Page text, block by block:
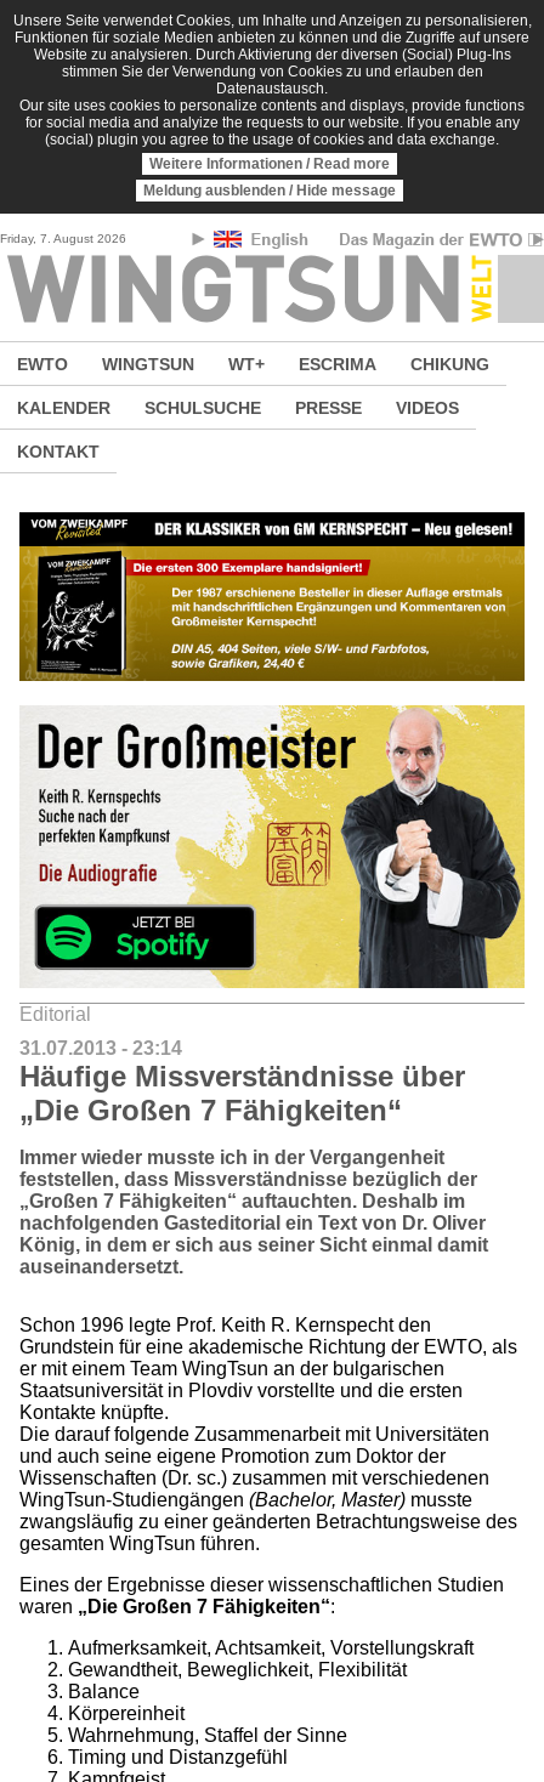
Direkt zum Inhalt
Unsere Seite verwendet Cookies, um Inhalte und Anzeigen zu personalisieren,
Funktionen für soziale Medien anbieten zu können und die Zugriffe auf unsere
Website zu analysieren. Durch Aktivierung der diversen (Social) Plug-Ins
stimmen Sie der Verwendung von Cookies zu und erlauben den
Datenaustausch.
Our site uses cookies to personalize contents and displays, provide functions
for social media and analyize the requests to our website. If you enable any
(social) plugin you agree to the usage of cookies and data exchange.
Weitere Informationen / Read more
Meldung ausblenden / Hide message
Friday, 7. August 2026
EWTO WINGTSUN WT+ ESCRIMA CHIKUNG
KALENDER SCHULSUCHE PRESSE VIDEOS
KONTAKT
Editorial
31.07.2013 - 23:14
Häufige Missverständnisse über
„Die Großen 7 Fähigkeiten“
Immer wieder musste ich in der Vergangenheit
feststellen, dass Missverständnisse bezüglich der
„Großen 7 Fähigkeiten“ auftauchten. Deshalb im
nachfolgenden Gasteditorial ein Text von Dr. Oliver
König, in dem er sich aus seiner Sicht einmal damit
auseinandersetzt.
Schon 1996 legte Prof. Keith R. Kernspecht den
Grundstein für eine akademische Richtung der EWTO, als
er mit einem Team WingTsun an der bulgarischen
Staatsuniversität in Plovdiv vorstellte und die ersten
Kontakte knüpfte.
Die darauf folgende Zusammenarbeit mit Universitäten
und auch seine eigene Promotion zum Doktor der
Wissenschaften (Dr. sc.) zusammen mit verschiedenen
WingTsun-Studiengängen (Bachelor, Master) musste
zwangsläufig zu einer geänderten Betrachtungsweise des
gesamten WingTsun führen.
Eines der Ergebnisse dieser wissenschaftlichen Studien
waren „Die Großen 7 Fähigkeiten“:
Aufmerksamkeit, Achtsamkeit, Vorstellungskraft
Gewandtheit, Beweglichkeit, Flexibilität
Balance
Körpereinheit
Wahrnehmung, Staffel der Sinne
Timing und Distanzgefühl